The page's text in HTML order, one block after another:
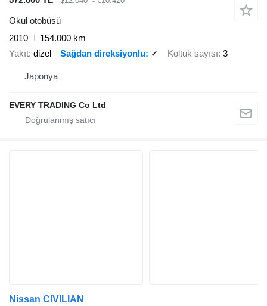
Okul otobüsü
2010
154.000 km
Yakıt dizel Sağdan direksiyonlu ✓ Koltuk sayısı 3
Japonya
EVERY TRADING Co Ltd
Nissan CIVILIAN